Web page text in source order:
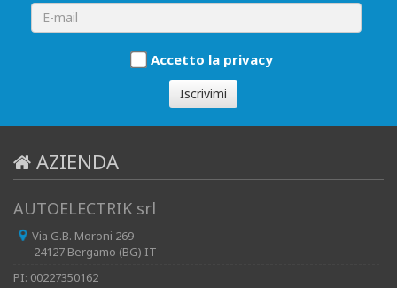
Accetto la privacy
Iscrivimi
AZIENDA
AUTOELECTRIK srl
Via G.B. Moroni 269
24127 Bergamo (BG) IT
PI: 00227350162